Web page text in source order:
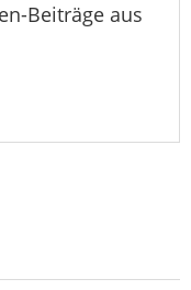
Beiträge aus